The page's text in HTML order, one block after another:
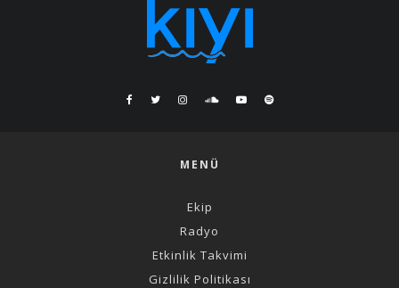
MENÜ
Ekip
Radyo
Etkinlik Takvimi
Gizlilik Politikası